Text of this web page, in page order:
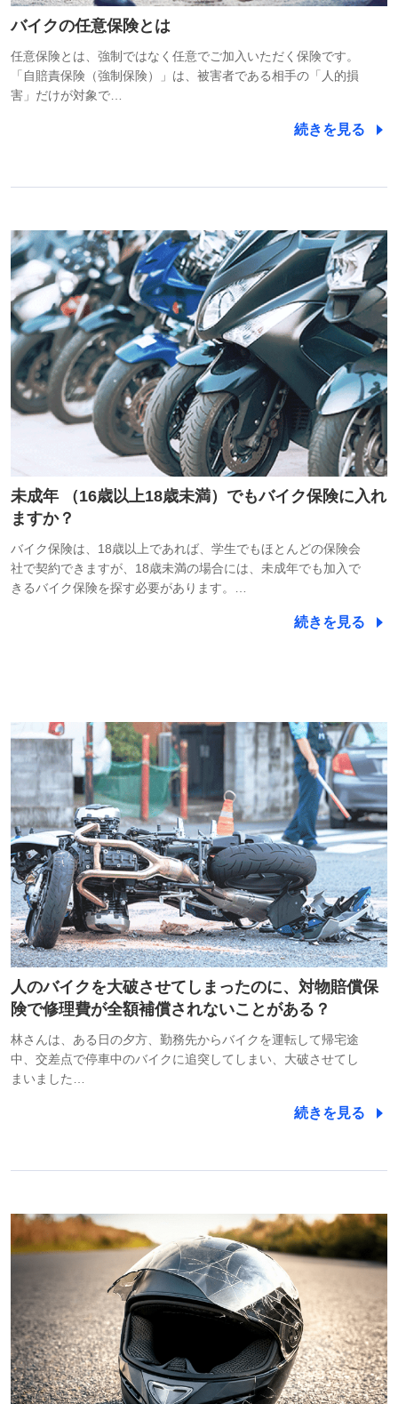
バイクの任意保険とは
任意保険とは、強制ではなく任意でご加入いただく保険です。
「自賠責保険（強制保険）」は、被害者である相手の「人的損
害」だけが対象で…
続きを見る
未成年 （16歳以上18歳未満）でもバイク保険に入れ
ますか？
バイク保険は、18歳以上であれば、学生でもほとんどの保険会
社で契約できますが、18歳未満の場合には、未成年でも加入で
きるバイク保険を探す必要があります。…
続きを見る
人のバイクを大破させてしまったのに、対物賠償保
険で修理費が全額補償されないことがある？
林さんは、ある日の夕方、勤務先からバイクを運転して帰宅途
中、交差点で停車中のバイクに追突してしまい、大破させてし
まいました…
続きを見る